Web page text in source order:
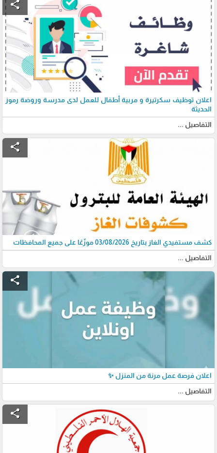
share
اعلان توظيف سكرتيرة و مربية أطفال للعمل لدى مدرسة وروضة رموز
الحديثة
التفاصيل ...
share
كشف مستفيدي الغاز بتاريخ 03/08/2026 موزّعًا على جميع المحافظات
التفاصيل ...
share
اعلان فرصة عمل مرنة من المنزل ✨
التفاصيل ...
share